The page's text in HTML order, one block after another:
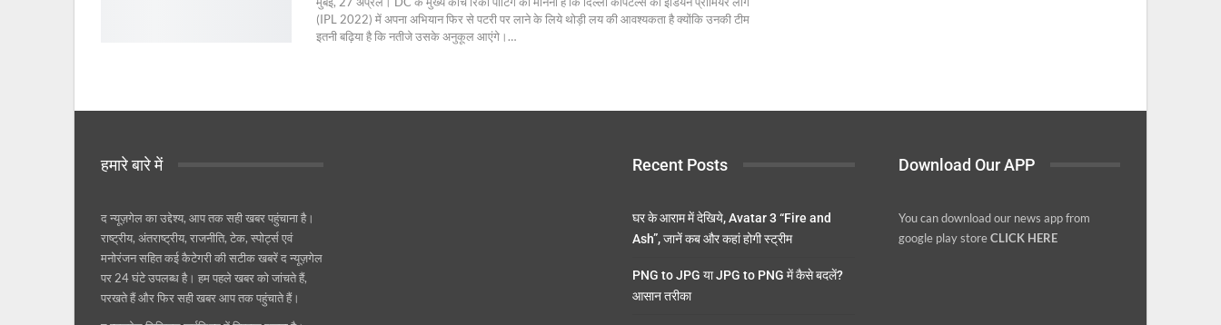
(IPL 2022) में अपना अभियान फिर से पटरी पर लाने के लिये थोड़ी लय की आवश्यकता है क्योंकि उनकी टीम
इतनी बढ़िया है कि नतीजे उसके अनुकूल आएंगे।…
हमारे बारे में
द न्यूज़गेल का उद्देश्य, आप तक सही खबर पहुंचाना है।
राष्ट्रीय, अंतराष्ट्रीय, राजनीति, टेक, स्पोर्ट्स एवं
मनोरंजन सहित कई कैटेगरी की सटीक खबरें द न्यूज़गेल
पर 24 घंटे उपलब्ध है। हम पहले खबर को जांचते हैं,
परखते हैं और फिर सही खबर आप तक पहुंचाते हैं।
Recent Posts
घर के आराम में देखिये, Avatar 3 “Fire and
Ash”, जानें कब और कहां होगी स्ट्रीम
PNG to JPG या JPG to PNG में कैसे बदलें?
आसान तरीका
Download Our APP
You can download our news app from
google play storeCLICK HERE